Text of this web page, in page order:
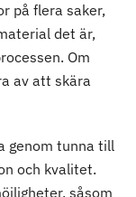
på flera saker,
det är,
Om
av att skära
genom tunna till
och kvalitet.
såsom